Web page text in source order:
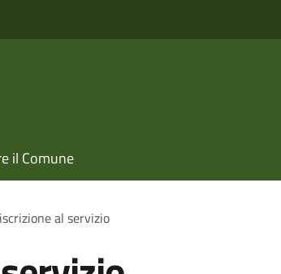
il Comune
al servizio